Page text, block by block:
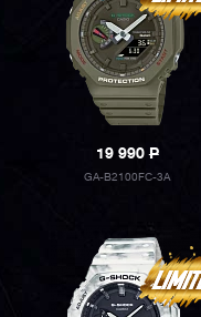
19 990P
GA-B2100FC-3A